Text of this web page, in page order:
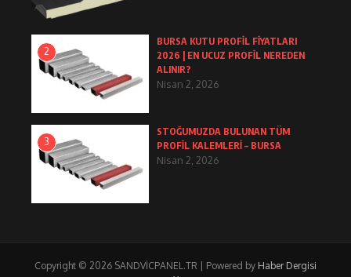
2
BURSA KUTU PROFİL FİYATLARI
2026 | EN UCUZ PROFİL NEREDEN
ALINIR?
Nisan 2, 2026
3
STOĞUMUZDA BULUNAN TÜM
PROFİL KALEMLERİ – BURSA
Nisan 2, 2026
Copyright © 2026 SANDVİCPANEL.TR | Powered by Haber Dergisi